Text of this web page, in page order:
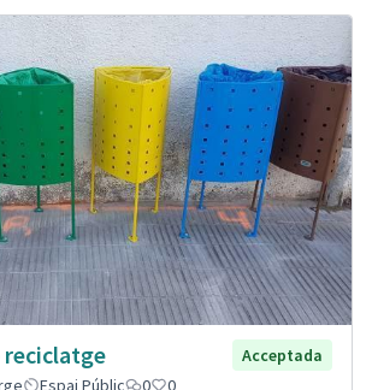
reciclatge
Acceptada
Espai Públic 0 0